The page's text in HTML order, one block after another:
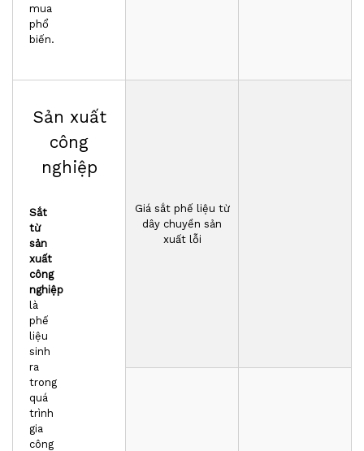
mua
phổ
biến.
Sản xuất
công
nghiệp
Sắt
từ
sản
xuất
công
nghiệp
là
phế
liệu
sinh
ra
trong
quá
trình
gia
công
Giá sắt phế liệu từ
dây chuyền sản
xuất lỗi